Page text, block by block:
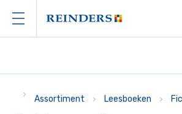
Assortiment Leesboeken